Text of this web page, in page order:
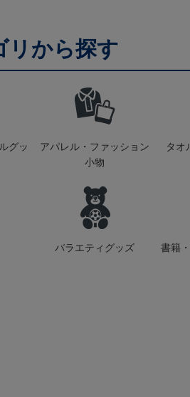
リから探す
グッ
アパレル・ファッション
小物
タオ
バラエティグッズ 書籍